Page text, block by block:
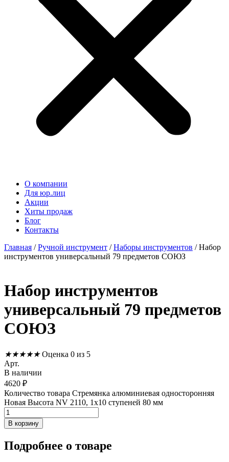
О компании
Для юр.лиц
Акции
Хиты продаж
Блог
Контакты
Главная /Ручной инструмент /Наборы инструментов / Набор
инструментов универсальный 79 предметов СОЮЗ
Набор инструментов
универсальный 79 предметов
СОЮЗ
★★★★★ Оценка 0 из 5
Арт.
В наличии
4620 ₽
Количество товара Стремянка алюминиевая односторонняя
Новая Высота NV 2110, 1х10 ступеней 80 мм
В корзину
Подробнее о товаре